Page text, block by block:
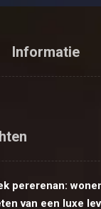
Informatie
pererenan:
van een luxe